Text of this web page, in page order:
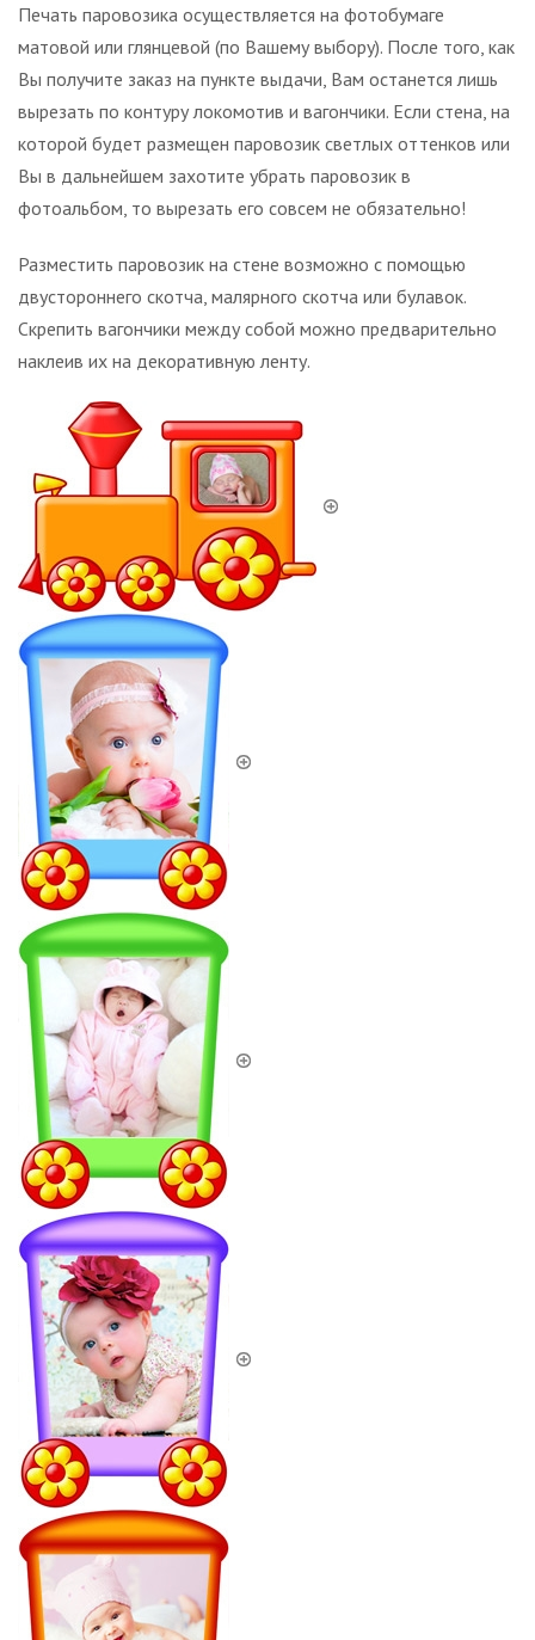
Печать паровозика осуществляется на фотобумаге
матовой или глянцевой (по Вашему выбору). После того, как
Вы получите заказ на пункте выдачи, Вам останется лишь
вырезать по контуру локомотив и вагончики. Если стена, на
которой будет размещен паровозик светлых оттенков или
Вы в дальнейшем захотите убрать паровозик в
фотоальбом, то вырезать его совсем не обязательно!
Разместить паровозик на стене возможно с помощью
двустороннего скотча, малярного скотча или булавок.
Скрепить вагончики между собой можно предварительно
наклеив их на декоративную ленту.